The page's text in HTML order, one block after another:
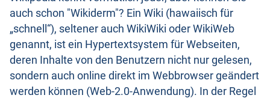
auch schon "Wikiderm"? Ein Wiki (hawaiisch für
„schnell“), seltener auch WikiWiki oder WikiWeb
genannt, ist ein Hypertextsystem für Webseiten,
deren Inhalte von den Benutzern nicht nur gelesen,
sondern auch online direkt im Webbrowser geändert
werden können (Web-2.0-Anwendung). In der Regel